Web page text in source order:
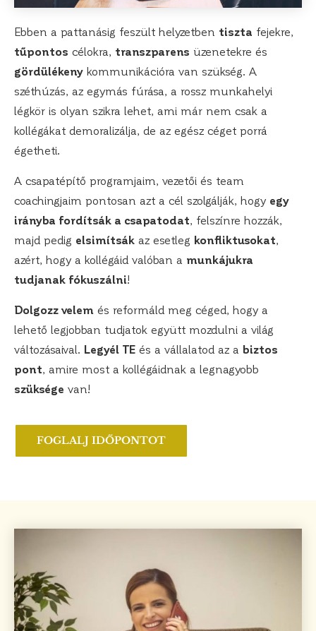
Ebben a pattanásig feszült helyzetben tiszta fejekre,
tűpontos célokra, transzparens üzenetekre és
gördülékeny kommunikációra van szükség. A
széthúzás, az egymás fúrása, a rossz munkahelyi
légkör is olyan szikra lehet, ami már nem csak a
kollégákat demoralizálja, de az egész céget porrá
égetheti.
A csapatépítő programjaim, vezetői és team
coachingjaim pontosan azt a cél szolgálják, hogy egy
irányba fordítsák a csapatodat, felszínre hozzák,
majd pedig elsimítsák az esetleg konfliktusokat,
azért, hogy a kollégáid valóban a munkájukra
tudjanak fókuszálni!
Dolgozz velem és reformáld meg céged, hogy a
lehető legjobban tudjatok együtt mozdulni a világ
változásaival. Legyél TE és a vállalatod az a biztos
pont, amire most a kollégáidnak a legnagyobb
szüksége van!
FOGLALJ IDŐPONTOT